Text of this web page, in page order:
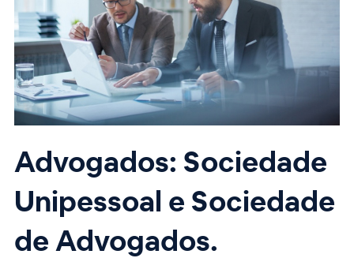
Advogados: Sociedade
Unipessoal e Sociedade
de Advogados.